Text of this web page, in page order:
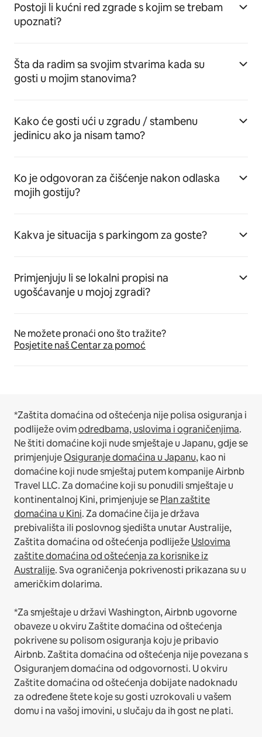
Postoji li kućni red zgrade s kojim se trebam
upoznati?
Šta da radim sa svojim stvarima kada su
gosti u mojim stanovima?
Kako će gosti ući u zgradu / stambenu
jedinicu ako ja nisam tamo?
Ko je odgovoran za čišćenje nakon odlaska
mojih gostiju?
Kakva je situacija s parkingom za goste?
Primjenjuju li se lokalni propisi na
ugošćavanje u mojoj zgradi?
Ne možete pronaći ono što tražite?
Posjetite naš Centar za pomoć
*Zaštita domaćina od oštećenja nije polisa osiguranja i
podliježe ovimodredbama, uslovima i ograničenjima.
Ne štiti domaćine koji nude smještaje u Japanu, gdje se
primjenjujeOsiguranje domaćina u Japanu, kao ni
domaćine koji nude smještaj putem kompanije Airbnb
Travel LLC.Za domaćine koji su ponudili smještaje u
kontinentalnoj Kini, primjenjuje sePlan zaštite
domaćina u Kini.Za domaćine čija je država
prebivališta ili poslovnog sjedišta unutar Australije,
Zaštita domaćina od oštećenja podliježeUslovima
zaštite domaćina od oštećenja za korisnike iz
Australije. Sva ograničenja pokrivenosti prikazana su u
američkim dolarima.
*Za smještaje u državi Washington, Airbnb ugovorne
obaveze u okviru Zaštite domaćina od oštećenja
pokrivene su polisom osiguranja koju je pribavio
Airbnb. Zaštita domaćina od oštećenja nije povezana s
Osiguranjem domaćina od odgovornosti. U okviru
Zaštite domaćina od oštećenja dobijate nadoknadu
za određene štete koje su gosti uzrokovali u vašem
domu i na vašoj imovini, u slučaju da ih gost ne plati.